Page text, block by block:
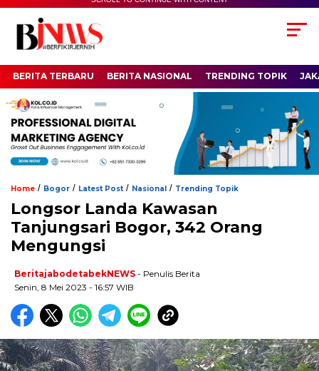
BERITA TERBARU BERITA NASIONAL TRENDING TOPIK
Home / Bogor / Latest Post / Nasional / Trending Topik
Longsor Landa Kawasan
Tanjungsari Bogor, 342 Orang
Mengungsi
BeritajabodetabekNEWS - Penulis Berita
Senin, 8 Mei 2023 - 16:57 WIB